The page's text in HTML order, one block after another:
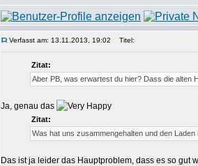
Verfasst am: 13.11.2013, 19:02 Titel:
Zitat:
Aber PB, was erwartest du hier? Dass die alten
Ja, genau das
Zitat:
Was hat uns zusammengehalten und den
Das ist ja leider das Hauptproblem, dass es so